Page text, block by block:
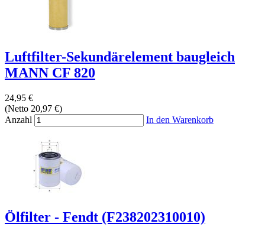
Luftfilter-Sekundärelement baugleich
MANN CF 820
24,95 €
(Netto 20,97 €)
Anzahl
In den Warenkorb
Ölfilter - Fendt (F238202310010)